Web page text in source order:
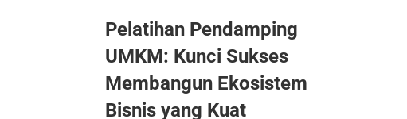
Pelatihan Pendamping
UMKM: Kunci Sukses
Membangun Ekosistem
Bisnis yang Kuat